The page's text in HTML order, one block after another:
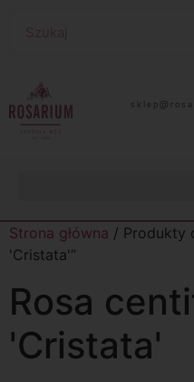
Strona główna / Produkty
'Cristata'”
Rosa
'Cristata'